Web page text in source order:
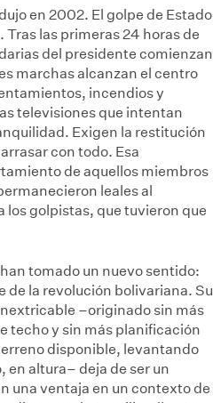
en 2002. El golpe de Estado
las primeras 24 horas de
del presidente comienzan
marchas alcanzan el centro
incendios y
televisiones que intentan
Exigen la restitución
con todo. Esa
de aquellos miembros
leales al
los golpistas, que tuvieron que
tomado un nuevo sentido:
de la revolución bolivariana. Su
–originado sin más
techo y sin más planificación
disponible, levantando
en altura– deja de ser un
una ventaja en un contexto de